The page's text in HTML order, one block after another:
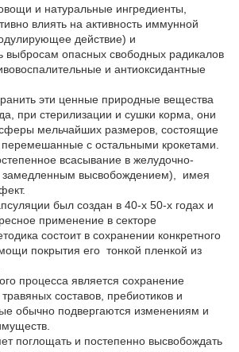
и натуральные ингредиенты,
влиять на активность иммунной
действие) и
выбросам опасных свободных радикалов
и антиоксидантные
эти ценные природные вещества
при стерилизации и сушки корма, они
мельчайших размеров, состоящие
с остальными крокетами.
всасывание в желудочно-
замедленным высвобождением), имея
был создан в 40-х 50-х годах и
применение в секторе
состоит в сохранении конкретного
покрытия его тонкой пленкой из
процесса является сохранение
составов, пребиотиков и
обычно подвергаются изменениям и
поглощать и постепенно высвобождать